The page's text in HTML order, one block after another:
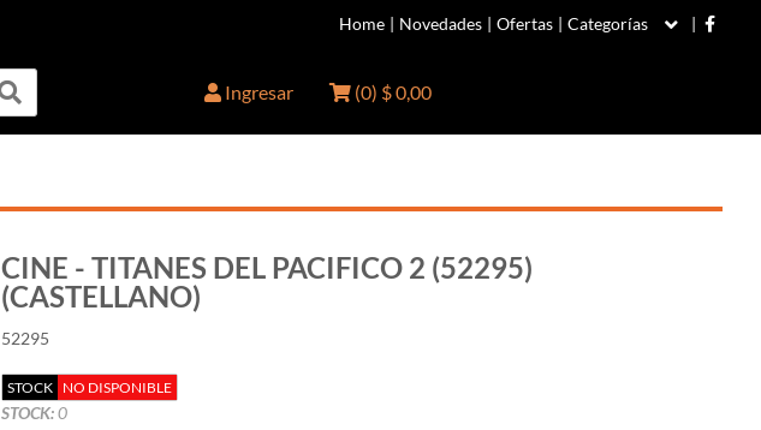
Home | Novedades | Ofertas | Categorías |
Ingresar (0) $ 0,00
CINE - TITANES DEL PACIFICO 2 (52295)
(CASTELLANO)
52295
STOCK NO DISPONIBLE
STOCK:0